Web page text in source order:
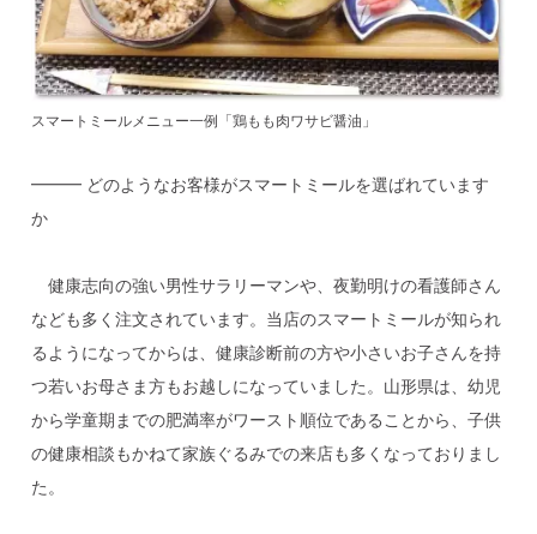
スマートミールメニュー一例「鶏もも肉ワサビ醤油」
━━━ どのようなお客様がスマートミールを選ばれています
か
健康志向の強い男性サラリーマンや、夜勤明けの看護師さん
なども多く注文されています。当店のスマートミールが知られ
るようになってからは、健康診断前の方や小さいお子さんを持
つ若いお母さま方もお越しになっていました。山形県は、幼児
から学童期までの肥満率がワースト順位であることから、子供
の健康相談もかねて家族ぐるみでの来店も多くなっておりまし
た。